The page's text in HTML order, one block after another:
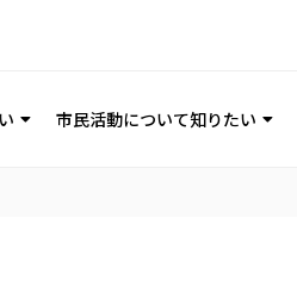
市民活動について知りたい